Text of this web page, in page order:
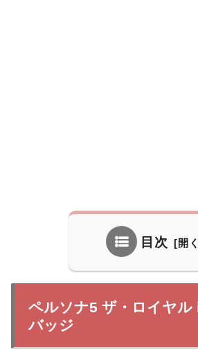
目次
ペルソナ5 ザ・ロイヤ
バッジ